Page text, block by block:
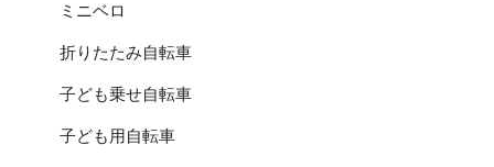
ミニベロ
折りたたみ自転車
子ども乗せ自転車
子ども用自転車